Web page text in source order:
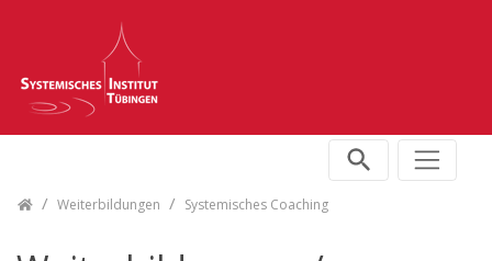
Skip navigation
Weiterbildungen Systemisches Coaching